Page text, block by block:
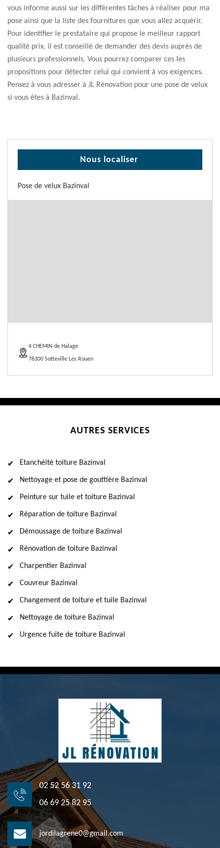
vous informe aussi sur les différentes tâches à réaliser pour ma
pose ainsi que la liste des fournitures que vous allez acquérir.
Pour identifier le prestataire qui propose le meilleur rapport
qualité prix, il est conseillé de demander des devis auprès de
plusieurs professionnels. Vous pourrez comparer ces les
propositions pour détecter celui qui convient à vos exigences.
Pensez à vous adresser à JL Rénovation pour une pose de velux
si vous êtes à Bazinval.
Nous localiser
Pose de velux Bazinval
4 CHEMIN de Halage
76300 Sotteville Les Rouen
AUTRES SERVICES
Etanchéité toiture Bazinval
Nettoyage et pose de gouttière Bazinval
Peinture sur tuile et toiture Bazinval
Réparation de toiture Bazinval
Démoussage de toiture Bazinval
Rénovation de toiture Bazinval
Charpentier Bazinval
Couvreur Bazinval
Changement de toiture et tuile Bazinval
Nettoyage de toiture Bazinval
Urgence fuite de toiture Bazinval
02 52 56 31 92
06 69 25 82 95
jordilagrene0@gmail.com